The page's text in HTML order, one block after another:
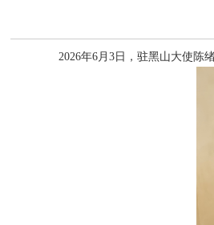
2026年6月3日，驻黑山大使陈